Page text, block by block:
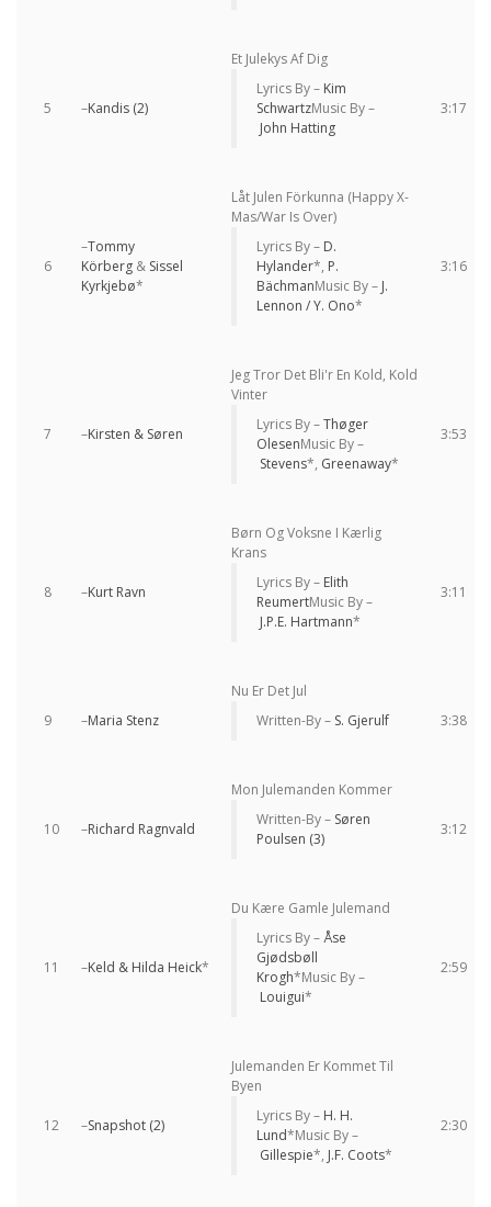
5 –Kandis (2)
Et Julekys Af Dig
Lyrics By – Kim
SchwartzMusic By –
John Hatting
3:17
6
–Tommy
Körberg & Sissel
Kyrkjebø*
Låt Julen Förkunna (Happy X-
Mas/War Is Over)
Lyrics By – D.
Hylander*, P.
BächmanMusic By – J.
Lennon / Y. Ono*
3:16
7 –Kirsten & Søren
Jeg Tror Det Bli'r En Kold, Kold
Vinter
Lyrics By –Thøger
OlesenMusic By –
Stevens*, Greenaway*
3:53
8 –Kurt Ravn
Børn Og Voksne I Kærlig
Krans
Lyrics By – Elith
ReumertMusic By –
J.P.E. Hartmann*
3:11
9 –Maria Stenz
Nu Er Det Jul
Written-By – S. Gjerulf 3:38
10 –Richard Ragnvald
Mon Julemanden Kommer
Written-By – Søren
Poulsen (3)
3:12
11 –Keld & Hilda Heick*
Du Kære Gamle Julemand
Lyrics By –Åse
Gjødsbøll
Krogh*Music By –
Louigui*
2:59
12 –Snapshot (2)
Julemanden Er Kommet Til
Byen
Lyrics By – H. H.
Lund*Music By –
Gillespie*, J.F. Coots*
2:30